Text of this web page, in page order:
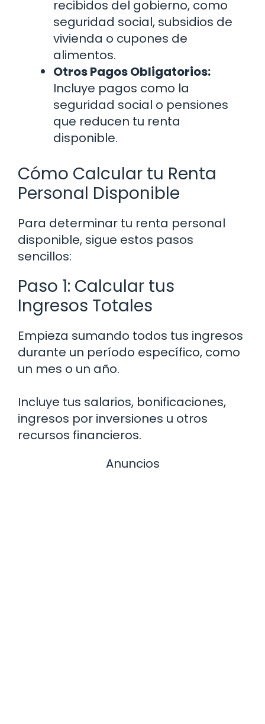
recibidos del gobierno, como
seguridad social, subsidios de
vivienda o cupones de
alimentos.
Otros Pagos Obligatorios:
Incluye pagos como la
seguridad social o pensiones
que reducen tu renta
disponible.
Cómo Calcular tu Renta
Personal Disponible
Para determinar tu renta personal
disponible, sigue estos pasos
sencillos:
Paso 1: Calcular tus
Ingresos Totales
Empieza sumando todos tus ingresos
durante un período específico, como
un mes o un año.
Incluye tus salarios, bonificaciones,
ingresos por inversiones u otros
recursos financieros.
Anuncios